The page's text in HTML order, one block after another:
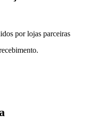
por lojas parceiras